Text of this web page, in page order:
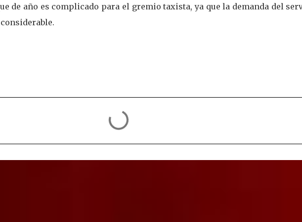
de año es complicado para el gremio taxista, ya que la demanda del